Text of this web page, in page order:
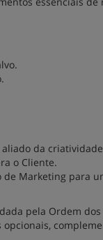
da
o Cliente.
de Marketing para
pela Ordem